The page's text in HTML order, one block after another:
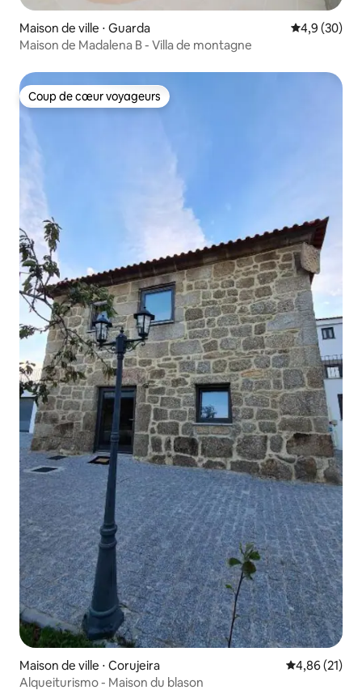
Maison de ville ⋅ Guarda Évaluation
4,9 (30)
Maison de Madalena B - Villa de montagne
Coup de cœur voyageurs
Coup de cœur voyageurs
Maison de ville ⋅ Corujeira Évaluation
4,86 (21)
Alqueiturismo - Maison du blason